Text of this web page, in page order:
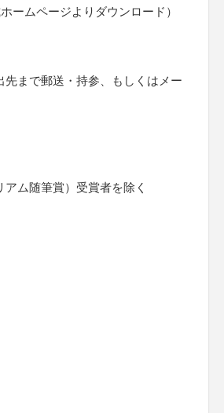
ームページよりダウンロード）
先まで郵送・持参、もしくはメー
ム随筆賞）受賞者を除く